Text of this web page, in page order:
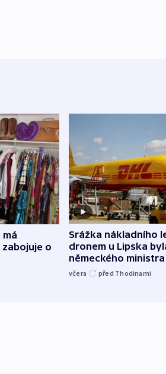
má
o
Srážka nákladního
dronem u Lipska
německého
včera před 7hodinami